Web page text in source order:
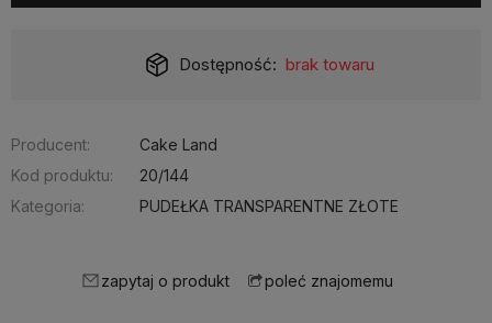
Dostępność: brak towaru
Producent:
Cake Land
Kod produktu:
20/144
Kategoria:
PUDEŁKA TRANSPARENTNE ZŁOTE
zapytaj o produkt poleć znajomemu